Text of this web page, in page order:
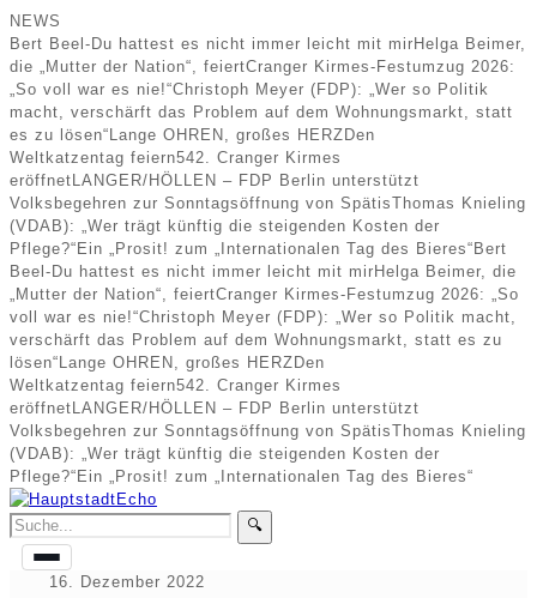
NEWS
Bert Beel-Du hattest es nicht immer leicht mit mir Helga Beimer,
die „Mutter der Nation“, feiertCranger Kirmes-Festumzug 2026:
„So voll war es nie!“Christoph Meyer (FDP): „Wer so Politik
macht, verschärft das Problem auf dem Wohnungsmarkt, statt
es zu lösen“ Lange OHREN, großes HERZ Den
Weltkatzentag feiern542. Cranger Kirmes
eröffnet LANGER/HÖLLEN – FDP Berlin unterstützt
Volksbegehren zur Sonntagsöffnung von SpätisThomas Knieling
(VDAB): „Wer trägt künftig die steigenden Kosten der
Pflege?“ Ein „Prosit! zum „Internationalen Tag des Bieres“ Bert
Beel-Du hattest es nicht immer leicht mit mir Helga Beimer, die
„Mutter der Nation“, feiertCranger Kirmes-Festumzug 2026: „So
voll war es nie!“Christoph Meyer (FDP): „Wer so Politik macht,
verschärft das Problem auf dem Wohnungsmarkt, statt es zu
lösen“ Lange OHREN, großes HERZ Den
Weltkatzentag feiern542. Cranger Kirmes
eröffnet LANGER/HÖLLEN – FDP Berlin unterstützt
Volksbegehren zur Sonntagsöffnung von SpätisThomas Knieling
(VDAB): „Wer trägt künftig die steigenden Kosten der
Pflege?“ Ein „Prosit! zum „Internationalen Tag des Bieres“
🔍
16. Dezember 2022